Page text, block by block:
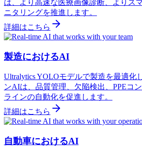
は、より高速な医療画像診断、よりス
ニタリングを推進します。
詳細はこちら
製造におけるAI
Ultralytics YOLOモデルで製造を最適化
ンAIは、品質管理、欠陥検出、PPEコ
ラインの自動化を促進します。
詳細はこちら
自動車におけるAI